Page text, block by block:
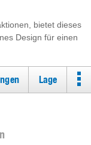
bietet dieses
Design für einen
Lage